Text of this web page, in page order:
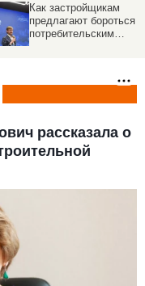
Как застройщикам
предлагают бороться с
потребительским
рассказала о